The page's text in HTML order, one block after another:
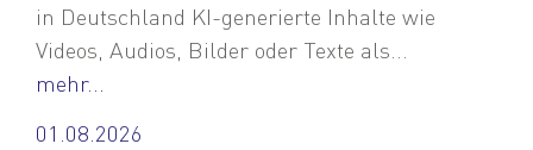
in Deutschland KI-generierte Inhalte wie
Videos, Audios, Bilder oder Texte als...
mehr...
01.08.2026